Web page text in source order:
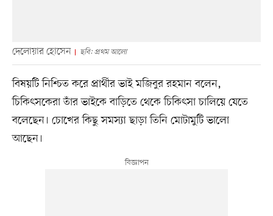
দেলোয়ার হোসেন ছবি: প্রথম আলো
বিষয়টি নিশ্চিত করে প্রার্থীর ভাই মজিবুর রহমান বলেন,
চিকিৎসকেরা তাঁর ভাইকে বাড়িতে থেকে চিকিৎসা চালিয়ে যেতে
বলেছেন। চোখের কিছু সমস্যা ছাড়া তিনি মোটামুটি ভালো
আছেন।